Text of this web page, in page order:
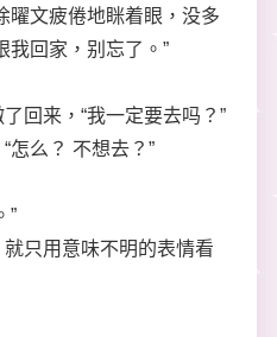
曜文疲倦地眯着眼，没多
我回家，别忘了。”
来，“我一定要去吗？”
么？ 不想去？”
”
只用意味不明的表情看